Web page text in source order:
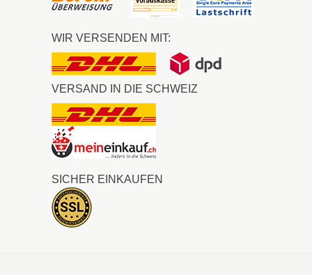
WIR VERSENDEN MIT:
VERSAND IN DIE SCHWEIZ
SICHER EINKAUFEN